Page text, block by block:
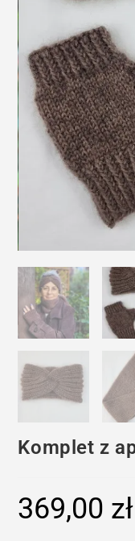
Komplet z
369,00 zł